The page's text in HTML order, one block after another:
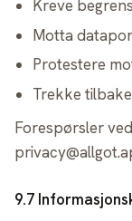
Kreve
Motta
Protestere
Trekke
Forespørsler
9.7